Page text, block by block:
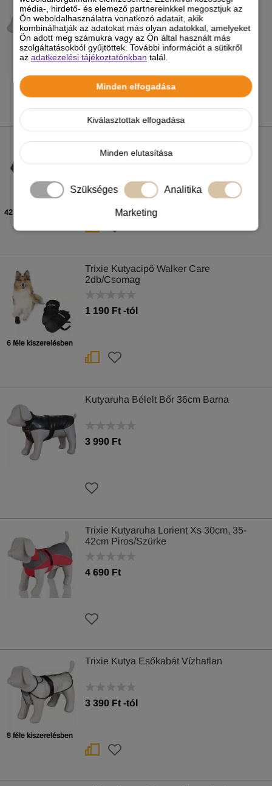
média-, hirdető- és elemező partnereinkkel megosztjuk az
Ön weboldalhasználatra vonatkozó adatait, akik
kombinálhatják az adatokat más olyan adatokkal, amelyeket
Ön adott meg számukra vagy az Ön által használt más
szolgáltatásokból gyűjtöttek. További információt a sütikről
azadatkezelési tájékoztatónkban talál.
Minden elfogadása
Kiválasztottak elfogadása
Minden elutasítása
Szükséges Analitika
Marketing
Kutyaruha Bélelt Bőr 30cm Fekete
3 490 Ft
42 féle kiszerelésben
-tól
6 féle kiszerelésben
Trixie Kutyacipő Walker Care
2db/Csomag
1 190 Ft -tól
Kutyaruha Bélelt Bőr 36cm Barna
3 990 Ft
Trixie Kutyaruha Lorient Xs 30cm, 35-
42cm Piros/Szürke
4 690 Ft
8 féle kiszerelésben
Trixie Kutya Esőkabát Vízhatlan
3 390 Ft -tól